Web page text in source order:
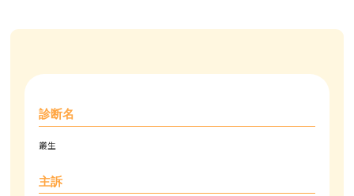
診断名
叢生
主訴